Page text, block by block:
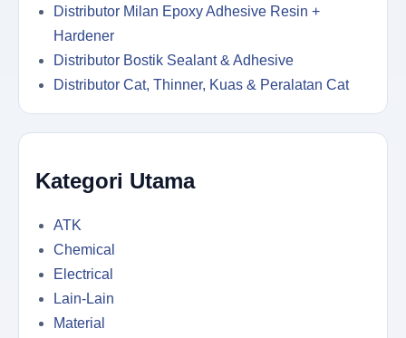
Distributor Milan Epoxy Adhesive Resin +
Hardener
Distributor Bostik Sealant & Adhesive
Distributor Cat, Thinner, Kuas & Peralatan Cat
Kategori Utama
ATK
Chemical
Electrical
Lain-Lain
Material